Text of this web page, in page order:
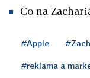
Co na
#Apple
#reklama a